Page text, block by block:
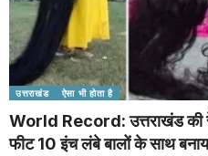
उत्तराखंड ऐसा भी होता है
World Record: उत्तराखंड की
फीट 10 इंच लंबे बालों के साथ बनाया